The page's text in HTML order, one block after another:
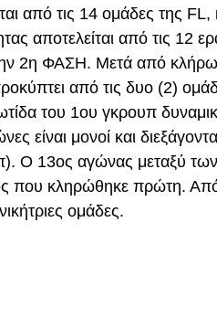
από τις 14 ομάδες της FL,
αποτελείται από τις 12
2η ΦΑΣΗ. Μετά από
από τις δυο (2)
του 1ου γκρουπ
είναι μονοί και
Ο 13ος αγώνας μεταξύ
που κληρώθηκε πρώτη.
ομάδες.